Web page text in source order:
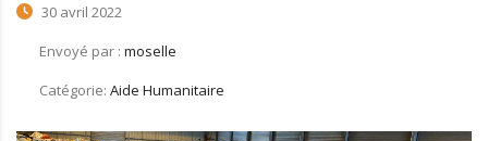
30 avril 2022
Envoyé par : moselle
Catégorie: Aide Humanitaire